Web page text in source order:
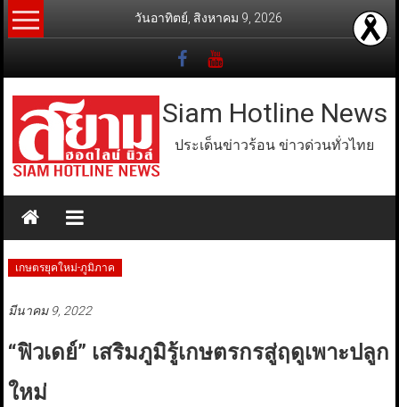
Skip
to
วันอาทิตย์, สิงหาคม 9, 2026
Siam Hotline News
ประเด็นข่าวร้อน ข่าวด่วนทั่วไทย
เกษตรยุคใหม่-ภูมิภาค
มีนาคม 9, 2022
“ฟิวเดย์” เสริมภูมิรู้เกษตรกรสู่ฤดูเพาะปลูก
ใหม่